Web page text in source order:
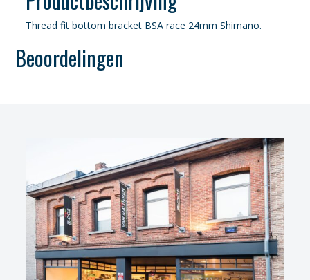
Thread fit bottom bracket BSA race 24mm Shimano.
Beoordelingen